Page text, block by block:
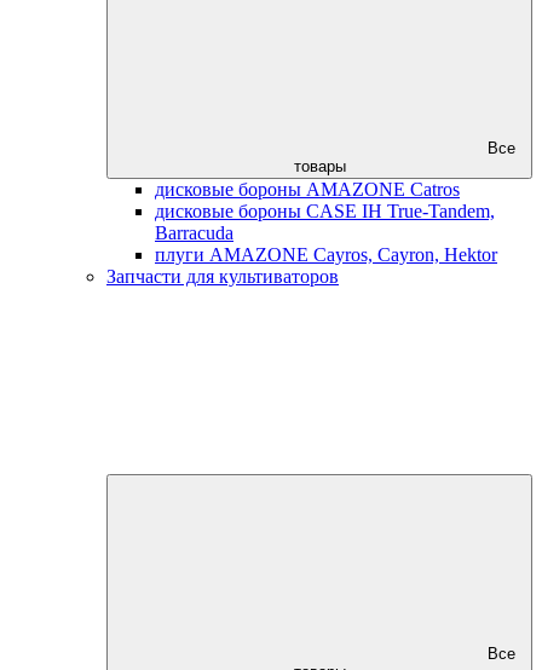
Все
товары
дисковые бороны AMAZONE Catros
дисковые бороны CASE IH True-Tandem,
Barracuda
плуги AMAZONE Cayros, Cayron, Hektor
Запчасти для культиваторов
Все